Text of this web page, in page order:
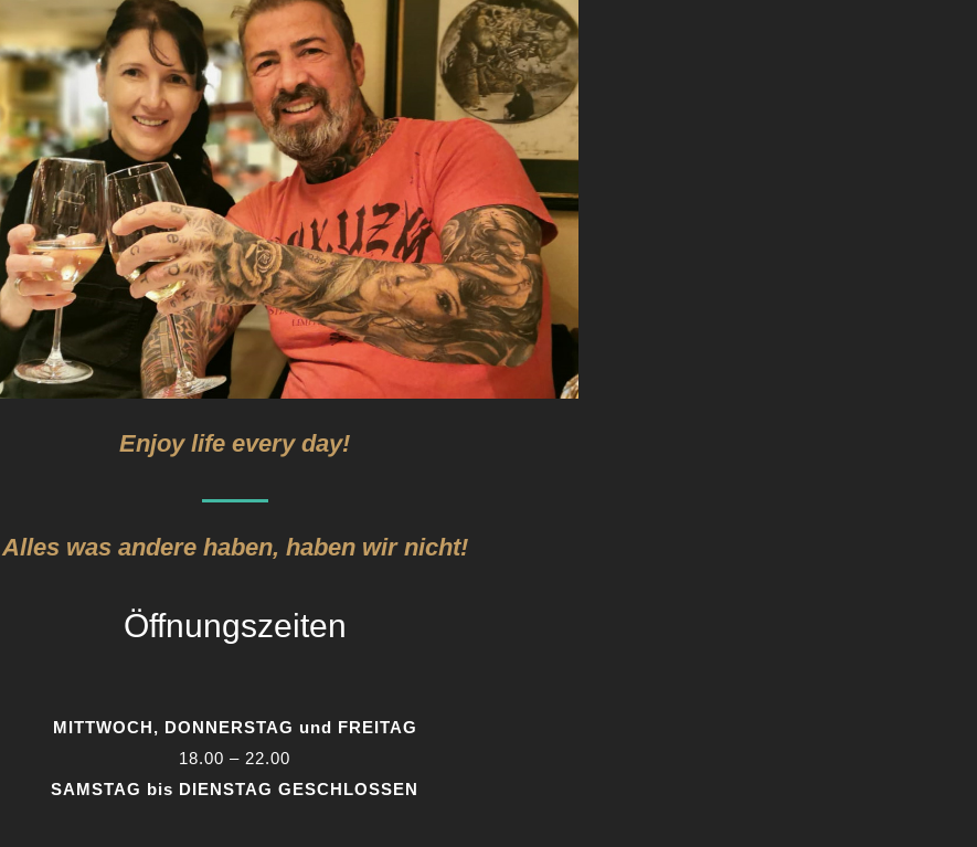
Enjoy life every day!
Alles was andere haben, haben wir nicht!
Öffnungszeiten
MITTWOCH, DONNERSTAG und FREITAG
18.00 – 22.00
SAMSTAG bis DIENSTAG GESCHLOSSEN